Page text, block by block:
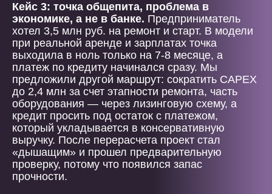
Кейс 3: точка общепита, проблема в
экономике, а не в банке. Предприниматель
хотел 3,5 млн руб. на ремонт и старт. В модели
при реальной аренде и зарплатах точка
выходила в ноль только на 7-8 месяце, а
платеж по кредиту начинался сразу. Мы
предложили другой маршрут: сократить CAPEX
до 2,4 млн за счет этапности ремонта, часть
оборудования — через лизинговую схему, а
кредит просить под остаток с платежом,
который укладывается в консервативную
выручку. После перерасчета проект стал
«дышащим» и прошел предварительную
проверку, потому что появился запас
прочности.